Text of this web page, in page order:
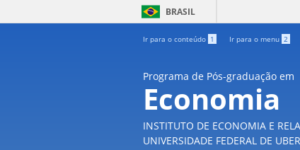
BRASIL
Ir para o conteúdo 1 Ir para o menu 2
Programa de Pós-graduação em
Economia
INSTITUTO DE ECONOMIA E
UNIVERSIDADE FEDERAL DE